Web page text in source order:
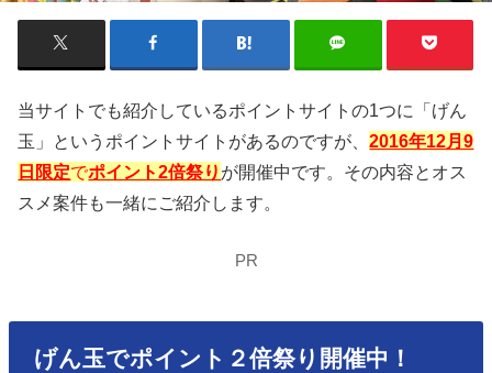
当サイトでも紹介しているポイントサイトの1つに「げん
玉」というポイントサイトがあるのですが、2016年12月9
日限定でポイント2倍祭り が開催中です。その内容とオス
スメ案件も一緒にご紹介します。
PR
げん玉でポイント２倍祭り開催中！